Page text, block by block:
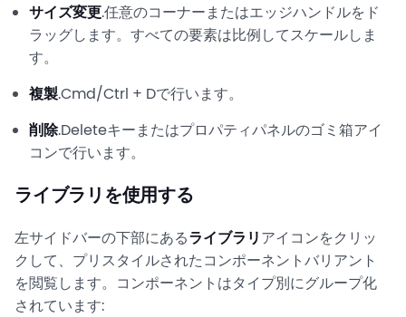
サイズ変更.任意のコーナーまたはエッジハンドルをド
ラッグします。すべての要素は比例してスケールしま
す。
複製.Cmd/Ctrl + Dで行います。
削除.Deleteキーまたはプロパティパネルのゴミ箱アイ
コンで行います。
ライブラリを使用する
左サイドバーの下部にあるライブラリアイコンをクリッ
クして、プリスタイルされたコンポーネントバリアント
を閲覧します。コンポーネントはタイプ別にグループ化
されています: